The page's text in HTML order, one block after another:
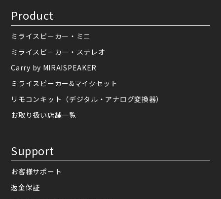
Product
ミライスピーカー・ミニ
ミライスピーカー・ステレオ
Carry by MIRAISPEAKER
ミライスピーカー&マイクセット
リモコンキット（デジタル・アナログ変換器）
お取り扱い店舗一覧
Support
お客様サポート
返金保証